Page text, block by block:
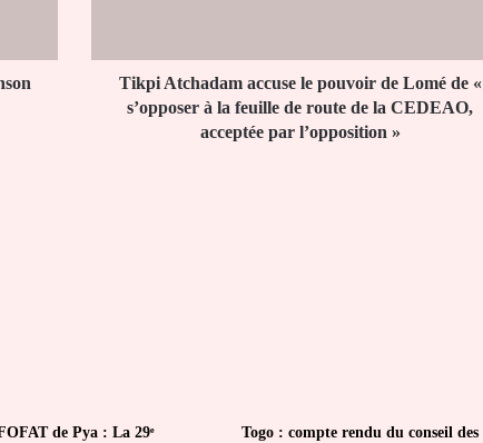
«
s’opposer
Tikpi Atchadam accuse le pouvoir de Lomé de «
s’opposer à la feuille de route de la CEDEAO,
acceptée par l’opposition »
de Pya : La 29ᵉ
Togo : compte rendu du conseil des